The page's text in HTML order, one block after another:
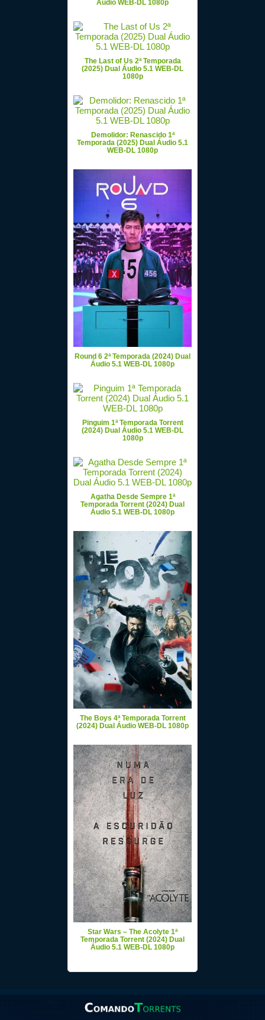
Áudio WEB-DL 1080p
The Last of Us 2ª Temporada
(2025) Dual Áudio 5.1 WEB-DL
1080p
Demolidor: Renascido 1ª
Temporada (2025) Dual Áudio 5.1
WEB-DL 1080p
Round 6 2ª Temporada (2024) Dual
Áudio 5.1 WEB-DL 1080p
Pinguim 1ª Temporada Torrent
(2024) Dual Áudio 5.1 WEB-DL
1080p
Agatha Desde Sempre 1ª
Temporada Torrent (2024) Dual
Áudio 5.1 WEB-DL 1080p
The Boys 4ª Temporada Torrent
(2024) Dual Áudio WEB-DL 1080p
Star Wars – The Acolyte 1ª
Temporada Torrent (2024) Dual
Áudio 5.1 WEB-DL 1080p